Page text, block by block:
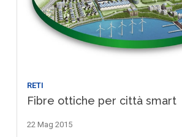
RETI
Fibre ottiche per città smart
22 Mag 2015